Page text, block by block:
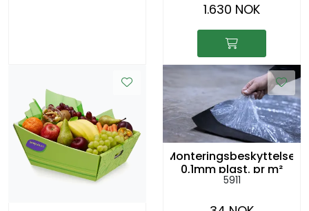
1.630 NOK
Monteringsbeskyttelse.
0,1mm plast. pr m²
5911